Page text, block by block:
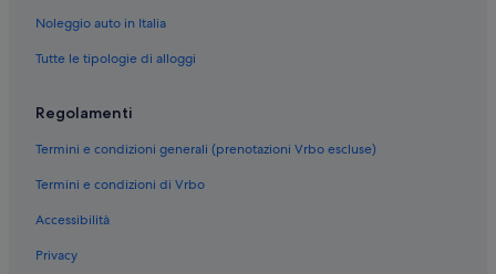
Noleggio auto in Italia
Tutte le tipologie di alloggi
Regolamenti
Termini e condizioni generali (prenotazioni Vrbo escluse)
Termini e condizioni di Vrbo
Accessibilità
Privacy